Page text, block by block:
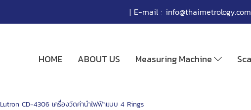
| E-mail : info@thaimetrology.com
HOME ABOUT US Measuring Machine
Lutron CD-4306 เครื่องวัดค่านำไฟฟ้าแบบ 4 Rings